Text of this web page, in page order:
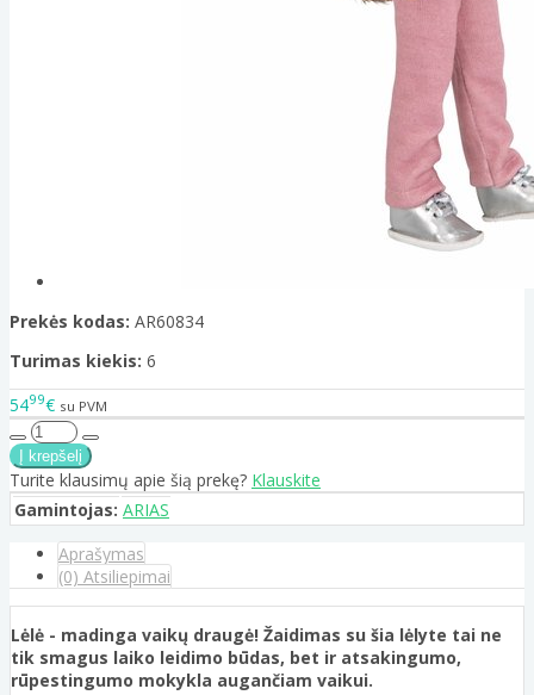
Prekės kodas: AR60834
Turimas kiekis: 6
5499€ su PVM
Turite klausimų apie šią prekę? Klauskite
Gamintojas: ARIAS
Aprašymas
(0) Atsiliepimai
Lėlė - madinga vaikų draugė! Žaidimas su šia lėlyte tai ne
tik smagus laiko leidimo būdas, bet ir atsakingumo,
rūpestingumo mokykla augančiam vaikui.